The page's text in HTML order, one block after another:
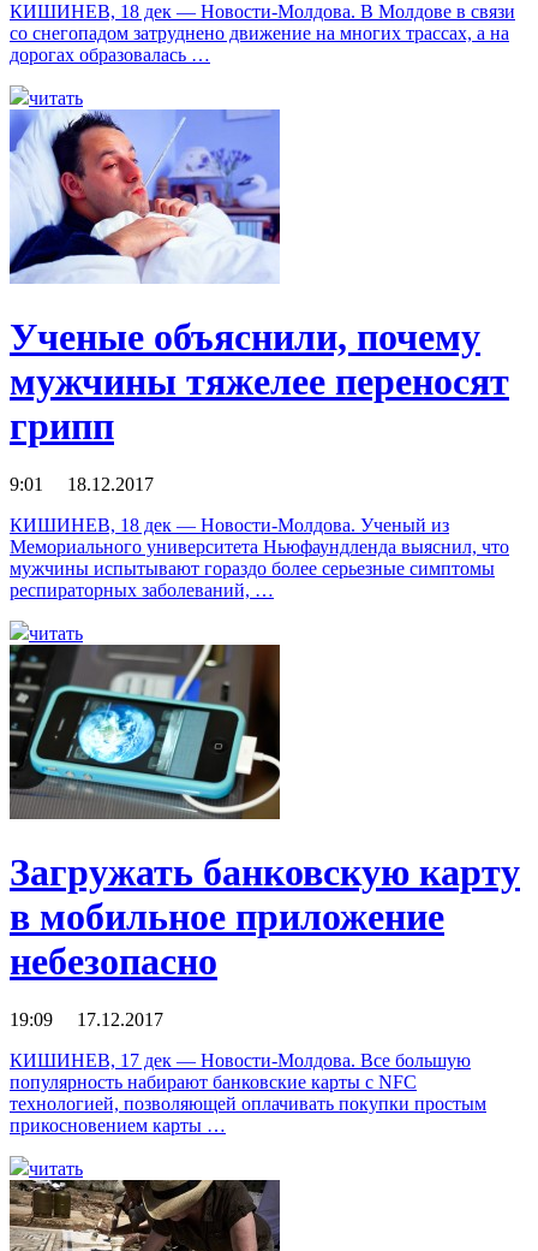
КИШИНЕВ, 18 дек — Новости-Молдова. В Молдове в связи
со снегопадом затруднено движение на многих трассах, а на
дорогах образовалась …
читать
Ученые объяснили, почему
мужчины тяжелее переносят
грипп
9:01 18.12.2017
КИШИНЕВ, 18 дек — Новости-Молдова. Ученый из
Мемориального университета Ньюфаундленда выяснил, что
мужчины испытывают гораздо более серьезные симптомы
респираторных заболеваний, …
читать
Загружать банковскую карту
в мобильное приложение
небезопасно
19:09 17.12.2017
КИШИНЕВ, 17 дек — Новости-Молдова. Все большую
популярность набирают банковские карты с NFC
технологией, позволяющей оплачивать покупки простым
прикосновением карты …
читать